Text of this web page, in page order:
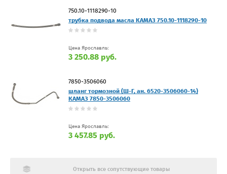
750.10-1118290-10
трубка подвода масла КАМАЗ 750.10-1118290-10
Цена Ярославль:
3 250.88 руб.
7850-3506060
шланг тормозной (Ш-Г, ан. 6520-3506060-14)
КАМАЗ 7850-3506060
Цена Ярославль:
3 457.85 руб.
Открыть все сопутствующие товары